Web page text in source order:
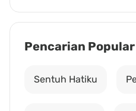
Pencarian Popular
Sentuh Hatiku